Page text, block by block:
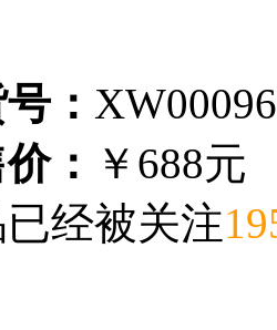
：
： ￥688元
经被关注